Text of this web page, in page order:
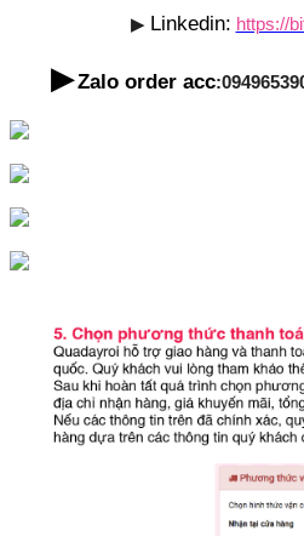
▶ Linkedin: https://
▶ Zalo order acc